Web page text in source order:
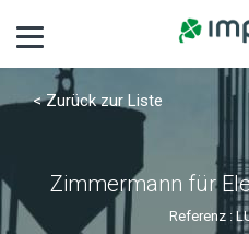
< Zurück zur Liste
Zimmermann für
Referenz :